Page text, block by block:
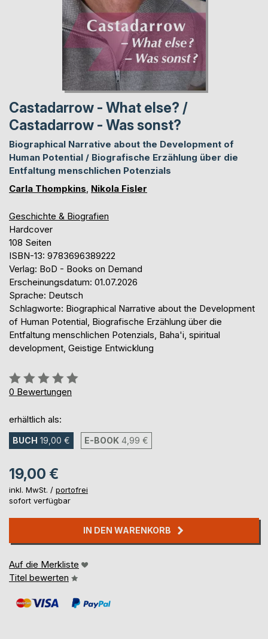
Castadarrow - What else? /
Castadarrow - Was sonst?
Biographical Narrative about the Development of
Human Potential / Biografische Erzählung über die
Entfaltung menschlichen Potenzials
Carla Thompkins, Nikola Fisler
Geschichte & Biografien
Hardcover
108 Seiten
ISBN-13: 9783696389222
Verlag: BoD - Books on Demand
Erscheinungsdatum: 01.07.2026
Sprache: Deutsch
Schlagworte: Biographical Narrative about the Development
of Human Potential, Biografische Erzählung über die
Entfaltung menschlichen Potenzials, Baha'i, spiritual
development, Geistige Entwicklung
Bewertung::
0%
0 Bewertungen
erhältlich als:
BUCH 19,00 € E-BOOK 4,99 €
19,00 €
inkl. MwSt. / portofrei
sofort verfügbar
IN DEN WARENKORB
Auf die Merkliste
Titel bewerten